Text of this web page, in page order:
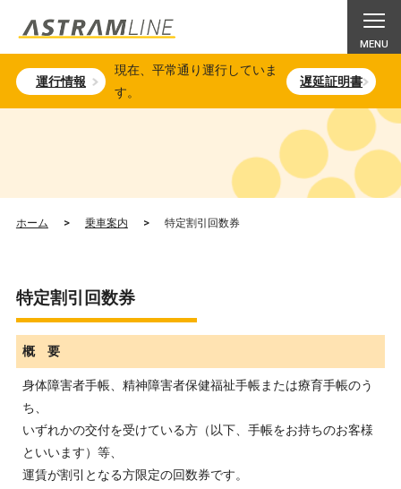
運行情報
現在、平常通り運行していま
す。
遅延証明書
ホーム > 乗車案内 > 特定割引回数券
特定割引回数券
概 要
身体障害者手帳、精神障害者保健福祉手帳または療育手帳のう
ち、
いずれかの交付を受けている方（以下、手帳をお持ちのお客様
といいます）等、
運賃が割引となる方限定の回数券です。